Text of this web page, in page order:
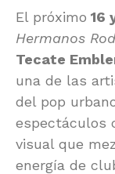
El próximo 16
Hermanos
Tecate
una de las
del pop
espectáculos
visual que
energía de